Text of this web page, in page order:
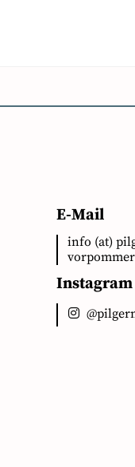
E-Mail
info (at)
Instagram